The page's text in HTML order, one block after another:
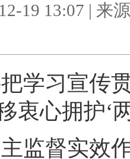
19 13:07 | 来
学习宣传
衷心拥护‘
监督实效